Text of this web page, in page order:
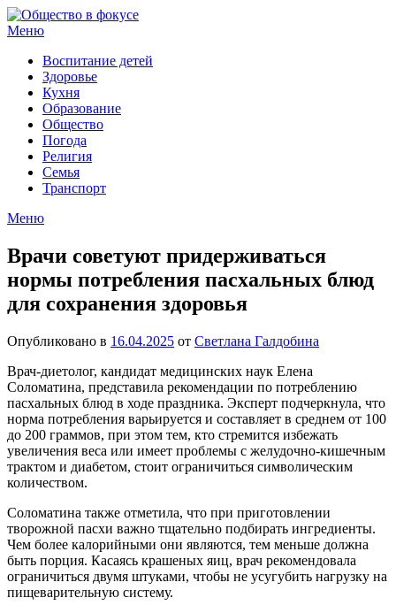
Перейти
к
Меню
Воспитание детей
Здоровье
Кухня
Образование
Общество
Погода
Религия
Семья
Транспорт
Меню
Врачи советуют придерживаться
нормы потребления пасхальных блюд
для сохранения здоровья
Опубликовано в 16.04.2025 от Светлана Галдобина
Врач-диетолог, кандидат медицинских наук Елена
Соломатина, представила рекомендации по потреблению
пасхальных блюд в ходе праздника. Эксперт подчеркнула, что
норма потребления варьируется и составляет в среднем от 100
до 200 граммов, при этом тем, кто стремится избежать
увеличения веса или имеет проблемы с желудочно-кишечным
трактом и диабетом, стоит ограничиться символическим
количеством.
Соломатина также отметила, что при приготовлении
творожной пасхи важно тщательно подбирать ингредиенты.
Чем более калорийными они являются, тем меньше должна
быть порция. Касаясь крашеных яиц, врач рекомендовала
ограничиться двумя штуками, чтобы не усугубить нагрузку на
пищеварительную систему.